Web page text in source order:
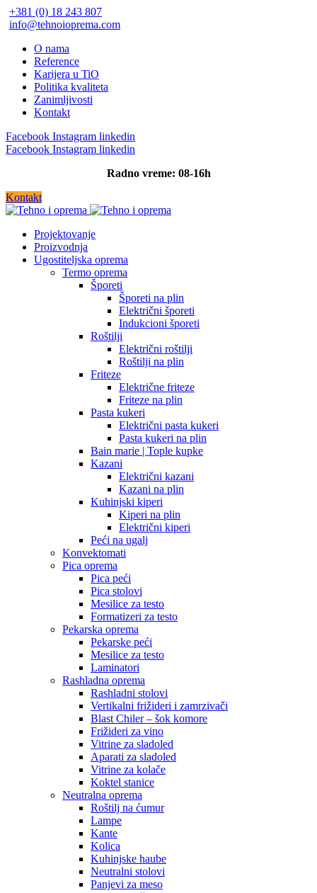
+381 (0) 18 243 807
info@tehnoioprema.com
O nama
Reference
Karijera u TiO
Politika kvaliteta
Zanimljivosti
Kontakt
Facebook Instagram linkedin
Facebook Instagram linkedin
Radno vreme: 08-16h
Kontakt
Projektovanje
Proizvodnja
Ugostiteljska oprema
Termo oprema
Šporeti
Šporeti na plin
Električni šporeti
Indukcioni šporeti
Roštilji
Električni roštilji
Roštilji na plin
Friteze
Električne friteze
Friteze na plin
Pasta kukeri
Električni pasta kukeri
Pasta kukeri na plin
Bain marie | Tople kupke
Kazani
Električni kazani
Kazani na plin
Kuhinjski kiperi
Kiperi na plin
Električni kiperi
Peći na ugalj
Konvektomati
Pica oprema
Pica peći
Pica stolovi
Mesilice za testo
Formatizeri za testo
Pekarska oprema
Pekarske peći
Mesilice za testo
Laminatori
Rashladna oprema
Rashladni stolovi
Vertikalni frižideri i zamrzivači
Blast Chiler – šok komore
Frižideri za vino
Vitrine za sladoled
Aparati za sladoled
Vitrine za kolače
Koktel stanice
Neutralna oprema
Roštilj na ćumur
Lampe
Kante
Kolica
Kuhinjske haube
Neutralni stolovi
Panjevi za meso